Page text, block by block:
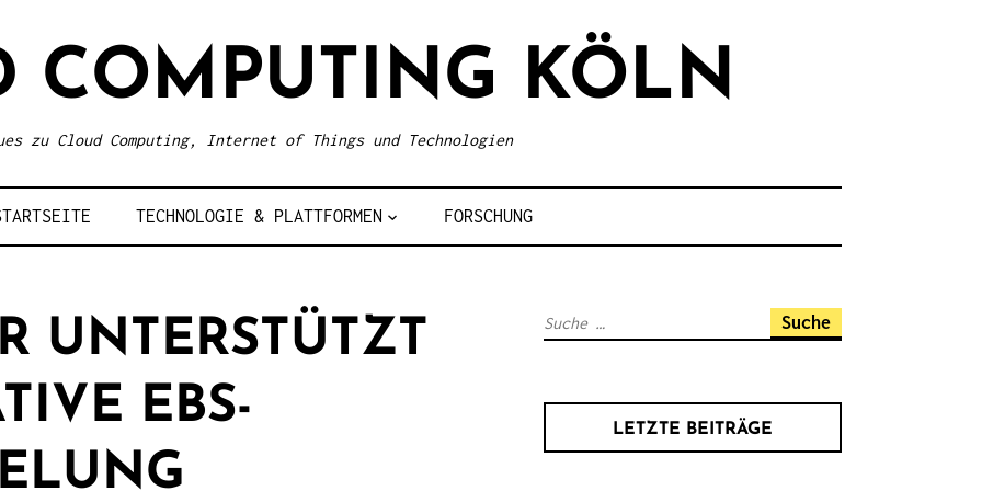
COMPUTING KÖLN
zu Cloud Computing, Internet of Things und Technologien
TECHNOLOGIE & PLATTFORMEN FORSCHUNG
UNTERSTÜTZT
EBS-
S
LETZTE BEITRÄGE